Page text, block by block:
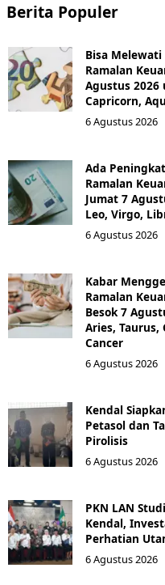
Berita Populer
Bisa Melewati
Ramalan
Agustus 2026
Capricorn,
6 Agustus 2026
Ada
Ramalan
Jumat 7
Leo, Virgo,
6 Agustus 2026
Kabar
Ramalan
Besok 7
Aries, Taurus,
Cancer
6 Agustus 2026
Kendal
Petasol dan
Pirolisis
6 Agustus 2026
PKN LAN
Kendal,
Perhatian
6 Agustus 2026